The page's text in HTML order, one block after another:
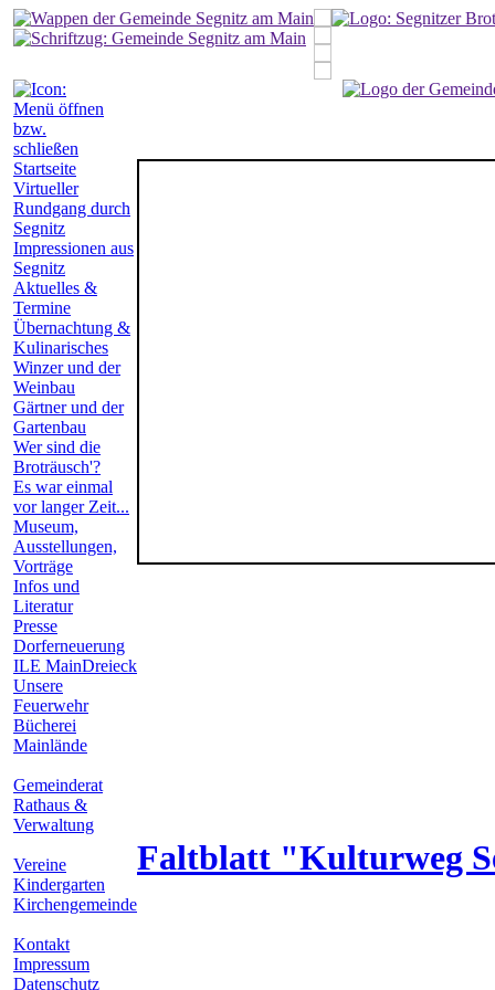
Startseite
Virtueller
Rundgang durch
Segnitz
Impressionen aus
Segnitz
Aktuelles &
Termine
Übernachtung &
Kulinarisches
Winzer und der
Weinbau
Gärtner und der
Gartenbau
Wer sind die
Broträusch'?
Es war einmal
vor langer Zeit...
Museum,
Ausstellungen,
Vorträge
Infos und
Literatur
Presse
Dorferneuerung
ILE MainDreieck
Unsere
Feuerwehr
Bücherei
Mainlände
Gemeinderat
Rathaus &
Verwaltung
Vereine
Kindergarten
Kirchengemeinde
Kontakt
Impressum
Datenschutz
Faltblatt "Kulturweg